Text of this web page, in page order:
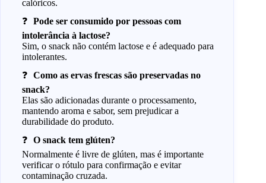
calóricos.
Pode ser consumido por pessoas com
intolerância à lactose?
Sim, o snack não contém lactose e é adequado para
intolerantes.
Como as ervas frescas são preservadas no
snack?
Elas são adicionadas durante o processamento,
mantendo aroma e sabor, sem prejudicar a
durabilidade do produto.
O snack tem glúten?
Normalmente é livre de glúten, mas é importante
verificar o rótulo para confirmação e evitar
contaminação cruzada.